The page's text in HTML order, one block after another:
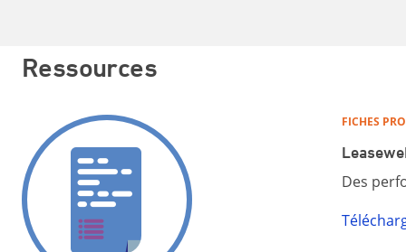
Ressources
FICHES
Des